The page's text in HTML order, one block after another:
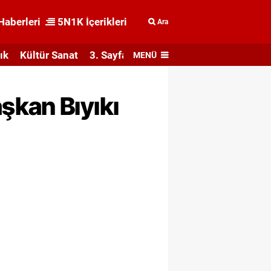
5N1K İçerikleri Ara
Kültür Sanat 3. Sayfa MENÜ
Bıyıkı